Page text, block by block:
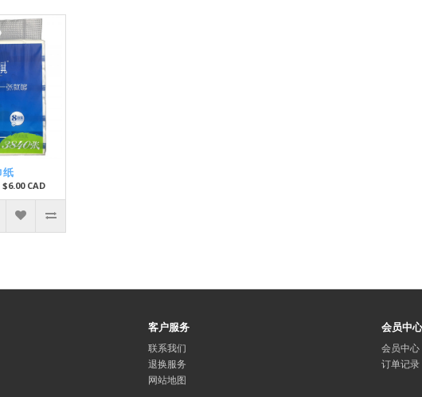
纸
$6.00 CAD
客户服务
联系我们
退换服务
网站地图
会员中心
会员中心
订单记录